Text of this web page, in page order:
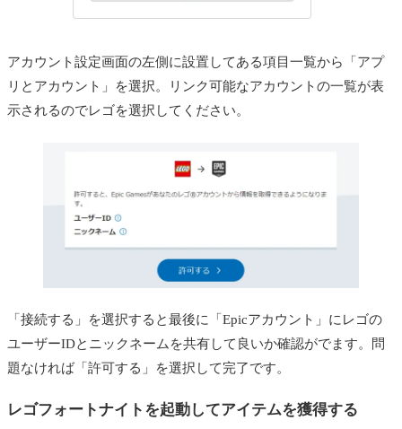
アカウント設定画面の左側に設置してある項目一覧から「アプ
リとアカウント」を選択。リンク可能なアカウントの一覧が表
示されるのでレゴを選択してください。
「接続する」を選択すると最後に「Epicアカウント」にレゴの
ユーザーIDとニックネームを共有して良いか確認がでます。問
題なければ「許可する」を選択して完了です。
レゴフォートナイトを起動してアイテムを獲得する